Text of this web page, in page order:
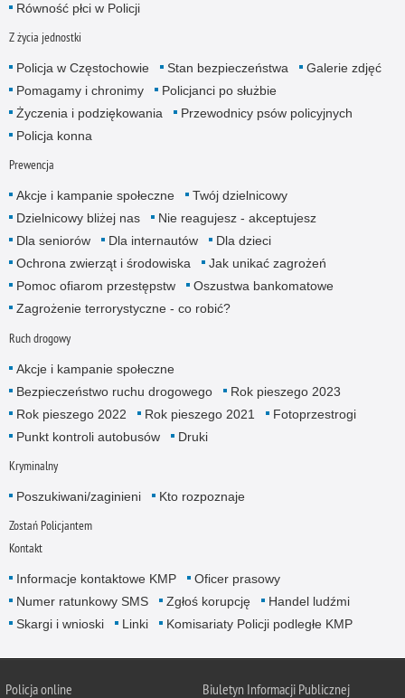
Równość płci w Policji
Z życia jednostki
Policja w Częstochowie Stan bezpieczeństwa
Galerie zdjęć
Pomagamy i chronimy
Policjanci po służbie
Życzenia i podziękowania
Przewodnicy psów policyjnych
Policja konna
Prewencja
Akcje i kampanie społeczne
Twój dzielnicowy
Dzielnicowy bliżej nas
Nie reagujesz - akceptujesz
Dla seniorów
Dla internautów
Dla dzieci
Ochrona zwierząt i środowiska
Jak unikać zagrożeń
Pomoc ofiarom przestępstw
Oszustwa bankomatowe
Zagrożenie terrorystyczne - co robić?
Ruch drogowy
Akcje i kampanie społeczne
Bezpieczeństwo ruchu drogowego
Rok pieszego 2023
Rok pieszego 2022
Rok pieszego 2021
Fotoprzestrogi
Punkt kontroli autobusów
Druki
Kryminalny
Poszukiwani/zaginieni Kto rozpoznaje
Zostań Policjantem
Kontakt
Informacje kontaktowe KMP
Oficer prasowy
Numer ratunkowy SMS
Zgłoś korupcję
Handel ludźmi
Skargi i wnioski
Linki Komisariaty Policji podległe KMP
Policja online Biuletyn Informacji Publicznej